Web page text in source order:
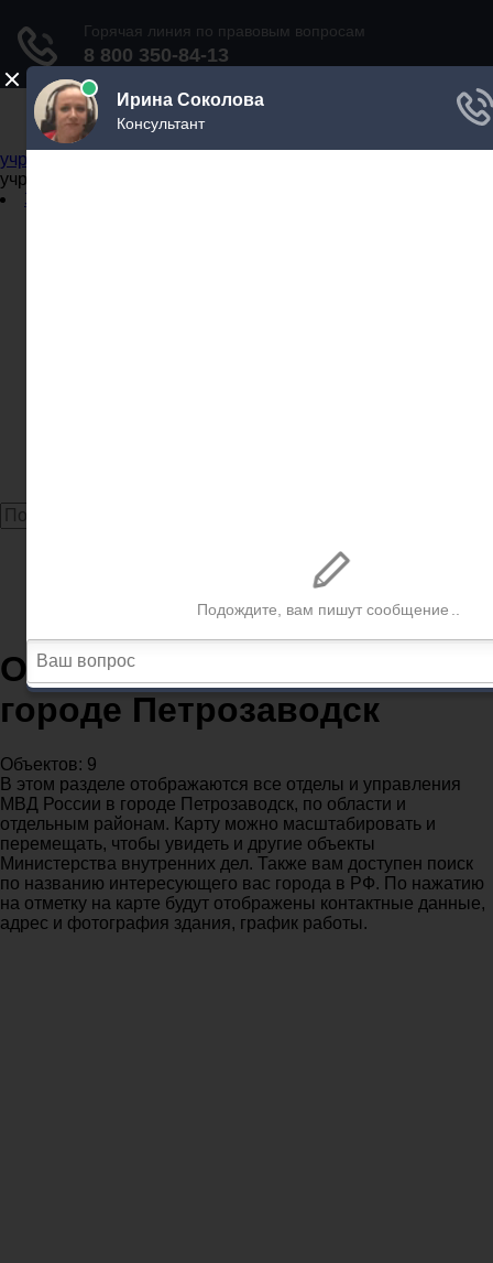
Не официальный справочник государственных
учреждений
учреждений
Задать вопрос юристу
Отделения полиции МВД в городе Петрозаводск
Отделения полиции МВД в
городе Петрозаводск
Объектов: 9
В этом разделе отображаются все отделы и управления
МВД России в городе Петрозаводск, по области и
отдельным районам. Карту можно масштабировать и
перемещать, чтобы увидеть и другие объекты
Министерства внутренних дел. Также вам доступен поиск
по названию интересующего вас города в РФ. По нажатию
на отметку на карте будут отображены контактные данные,
адрес и фотография здания, график работы.